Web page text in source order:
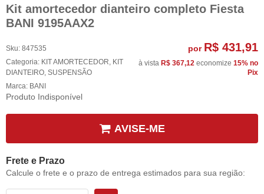
Kit amortecedor dianteiro completo Fiesta
BANI 9195AAX2
Sku: 847535
Categoria: KIT AMORTECEDOR, KIT
DIANTEIRO, SUSPENSÃO
Marca: BANI
Produto Indisponível
por R$ 431,91
à vista R$ 367,12 economize 15% no
Pix
AVISE-ME
Frete e Prazo
Calcule o frete e o prazo de entrega estimados para sua região: